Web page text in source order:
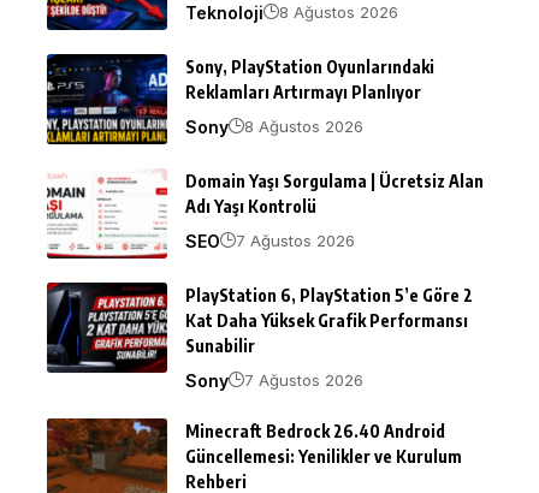
Teknoloji
8 Ağustos 2026
Sony, PlayStation Oyunlarındaki
Reklamları Artırmayı Planlıyor
Sony
8 Ağustos 2026
Domain Yaşı Sorgulama | Ücretsiz Alan
Adı Yaşı Kontrolü
SEO
7 Ağustos 2026
PlayStation 6, PlayStation 5’e Göre 2
Kat Daha Yüksek Grafik Performansı
Sunabilir
Sony
7 Ağustos 2026
Minecraft Bedrock 26.40 Android
Güncellemesi: Yenilikler ve Kurulum
Rehberi